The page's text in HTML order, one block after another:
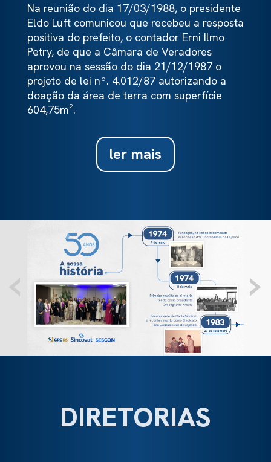
Na reunião do dia 17/03/1988, o presidente
Eldo Luft comunicou que recebeu a resposta
positiva do prefeito, o contador Erni Ilmo
Petry, de que a Câmara de Veradores
aprovou na sessão do dia 21/12/1987 o
projeto de lei nº. 4.012/87 autorizando a
doação da área de terra com superfície
604,75m².
ler mais
›
DIRETORIAS